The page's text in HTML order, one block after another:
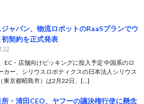
ャパン、物流ロボットのRaaSプランでウ
初契約を正式発表
EC・店舗向けピッキングに投入予定 中国系のロ
カー、シリウスロボティクスの日本法人シリウス
東京都昭島市）は2月22日、[…]
所・清田CEO、ヤフーの議決権行使に懸念